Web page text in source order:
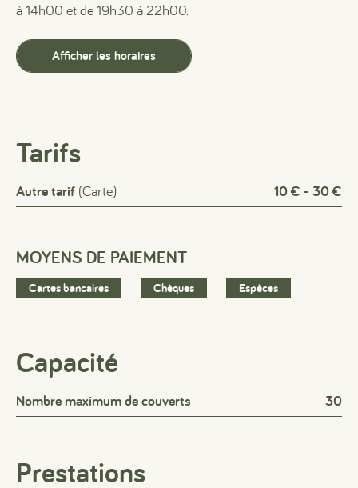
à 14h00 et de 19h30 à 22h00.
Afficher les horaires
Tarifs
Autre tarif (Carte) 10 € - 30 €
MOYENS DE PAIEMENT
Cartes bancaires Chèques Espèces
Capacité
Nombre maximum de couverts 30
Prestations